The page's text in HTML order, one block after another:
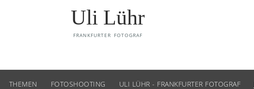
THEMEN FOTOSHOOTING ULI LÜHR - FRANKFURTER FOTOGRAF
Uli Lühr
FRANKFURTER FOTOGRAF